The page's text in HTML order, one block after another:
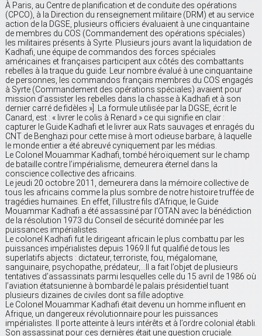
À Paris, au Centre de planification et de conduite des opérations
(CPCO), à la Direction du renseignement militaire (DRM) et au service
action de la DGSE, plusieurs officiers évaluaient à une cinquantaine
de membres du COS (Commandement des opérations spéciales)
les militaires présents à Syrte. Plusieurs jours avant la liquidation de
Kadhafi, une équipe de commandos des forces spéciales
américaines et françaises participent aux côtés des combattants
rebelles à la traque du guide. Leur nombre évalué à une cinquantaine
de personnes, les commandos français membres du COS engagés
à Syrte (Commandement des opérations spéciales) avaient pour
mission d’assister les rebelles dans la chasse à Kadhafi et à son
dernier carré de fidèles »]. La formule utilisée par la DGSE, écrit le
Canard, est : « livrer le colis à Renard » ce qui signifie en clair :
capturer le Guide Kadhafi et le livrer aux Rats sauvages et enragés du
CNT de Benghazi pour cette mise à mort odieuse barbare, à laquelle
le monde entier a été abreuvé cyniquement par les médias.
Le Colonel Mouammar Kadhafi, tombé héroïquement sur le champ
de bataille contre l’impérialisme, demeurera éternel dans la
conscience collective des africains.
Le jeudi 20 octobre 2011, demeurera dans la mémoire collective de
tous les africains comme la plus sombre de notre histoire truffée de
tragédies humaines. En effet, l’illustre fils d’Afrique, le Guide
Mouammar Kadhafi a été assassiné par l’OTAN avec la bénédiction
de la résolution 1973 du Conseil de sécurité dominée par les
puissances impérialistes.
Le colonel Kadhafi fut le dirigeant africain le plus combattu par les
puissances impérialistes depuis 1969.Il fut qualifié de tous les
superlatifs abjects : dictateur, terroriste, fou, mégalomane,
sanguinaire, psychopathe, prédateur,…Il a fait l’objet de plusieurs
tentatives d’assassinats parmi lesquelles celle du 15 avril de 1986 où
l’aviation étatsunienne à bombardé le palais présidentiel tuant
plusieurs dizaines de civiles dont sa fille adoptive.
Le Colonel Mouammar Kadhafi était devenu un homme influent en
Afrique, un dangereux révolutionnaire pour les puissances
impérialistes. Il porte atteinte à leurs intérêts et à l’ordre colonial établi.
Son assassinat pour ces dernières était une question cruciale.